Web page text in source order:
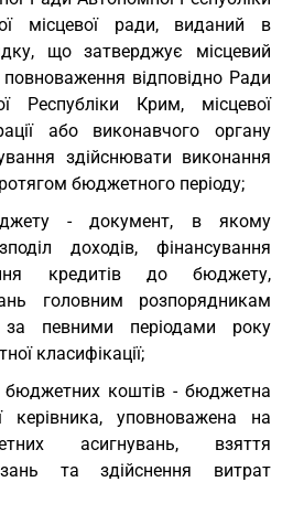
місцевої ради, виданий в
що затверджує місцевий
відповідно Ради
Республіки Крим, місцевої
або виконавчого органу
здійснювати виконання
бюджетного періоду;
- документ, в якому
доходів, фінансування
кредитів до бюджету,
головним розпорядникам
певними періодами року
класифікації;
бюджетних коштів - бюджетна
керівника, уповноважена на
асигнувань, взяття
та здійснення витрат